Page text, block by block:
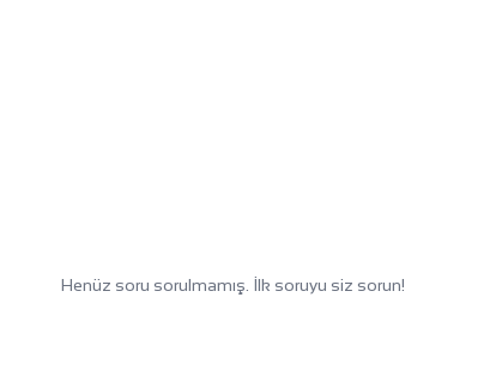
Henüz soru sorulmamış. İlk soruyu siz sorun!